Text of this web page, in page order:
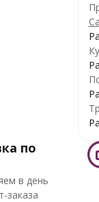
по
в день
заказа